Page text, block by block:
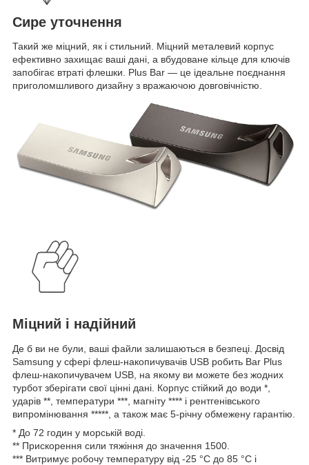
Сире уточнення
Такий же міцний, як і стильний. Міцний металевий корпус
ефективно захищає ваші дані, а вбудоване кільце для ключів
запобігає втраті флешки. Plus Bar — це ідеальне поєднання
приголомшливого дизайну з вражаючою довговічністю.
Міцний і надійний
Де б ви не були, ваші файли залишаються в безпеці. Досвід
Samsung у сфері флеш-накопичувачів USB робить Bar Plus
флеш-накопичувачем USB, на якому ви можете без жодних
турбот зберігати свої цінні дані. Корпус стійкий до води *,
ударів **, температури ***, магніту **** і рентгенівського
випромінювання *****, а також має 5-річну обмежену гарантію.
* До 72 годин у морській воді.
** Прискорення сили тяжіння до значення 1500.
*** Витримує робочу температуру від -25 °C до 85 °C і